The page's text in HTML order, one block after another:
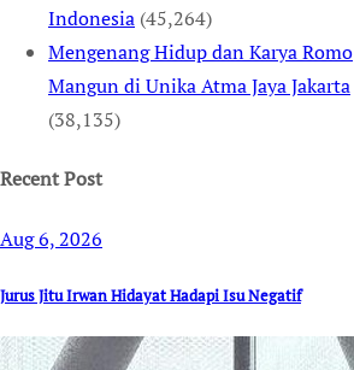
Indonesia (45,264)
Mengenang Hidup dan Karya Romo
Mangun di Unika Atma Jaya Jakarta
(38,135)
Recent Post
Aug 6, 2026
Jurus Jitu Irwan Hidayat Hadapi Isu Negatif